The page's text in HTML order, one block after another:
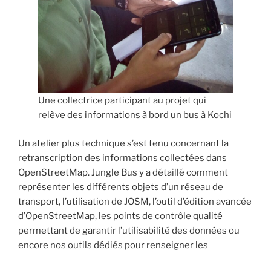
Une collectrice participant au projet qui
relève des informations à bord un bus à Kochi
Un atelier plus technique s’est tenu concernant la
retranscription des informations collectées dans
OpenStreetMap. Jungle Bus y a détaillé comment
représenter les différents objets d’un réseau de
transport, l’utilisation de JOSM, l’outil d’édition avancée
d’OpenStreetMap, les points de contrôle qualité
permettant de garantir l’utilisabilité des données ou
encore nos outils dédiés pour renseigner les